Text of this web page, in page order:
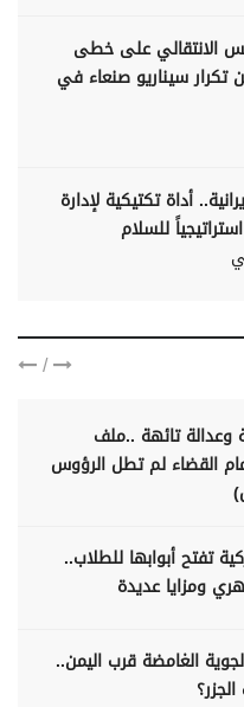
الانتقالي على خطى
تكرار سيناريو صنعاء في
أداة تكتيكية لإدارة
للسلام
/
وعدالة تائهة ..ملف
القضاء لم تطل الرؤوس
تفتح أبوابها للطلاب..
ومزايا عديدة
الغامضة قرب اليمن..